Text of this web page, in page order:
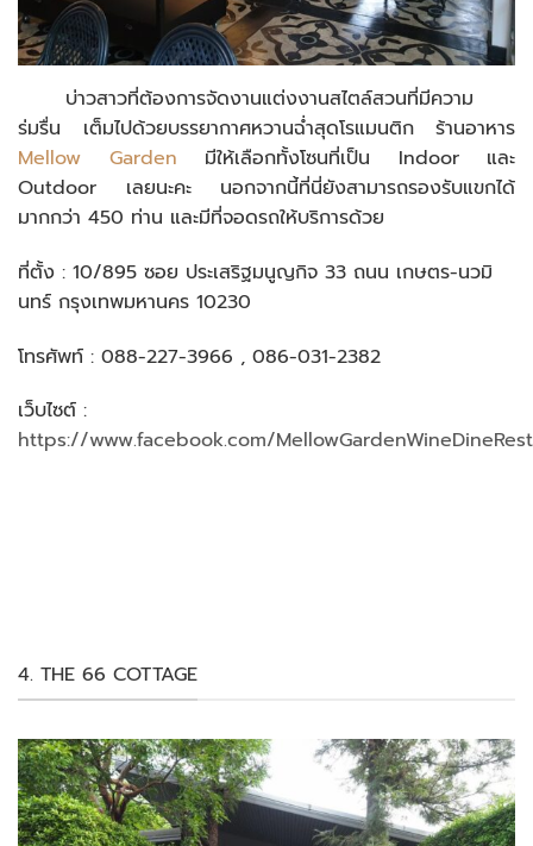
บ่าวสาวที่ต้องการจัดงานแต่งงานสไตล์สวนที่มีความ
ร่มรื่น เต็มไปด้วยบรรยากาศหวานฉ่ำสุดโรแมนติก ร้านอาหาร
Mellow Garden มีให้เลือกทั้งโซนที่เป็น Indoor และ
Outdoor เลยนะคะ นอกจากนี้ที่นี่ยังสามารถรองรับแขกได้
มากกว่า 450 ท่าน และมีที่จอดรถให้บริการด้วย
ที่ตั้ง : 10/895 ซอย ประเสริฐมนูญกิจ 33 ถนน เกษตร-นวมิ
นทร์ กรุงเทพมหานคร 10230
โทรศัพท์ : 088-227-3966 , 086-031-2382
เว็บไซต์ :
https://www.facebook.com/
4. THE 66 COTTAGE